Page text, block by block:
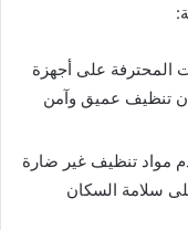
المحترفة على أجهزة
تنظيف عميق وآمن
مواد تنظيف غير ضارة
سلامة السكان